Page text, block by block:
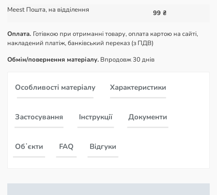
Meest Пошта, на відділення
99 ₴
Оплата. Готівкою при отриманні товару, оплата картою на сайті,
накладений платіж, банківський переказ (з ПДВ)
Обмін/повернення матеріалу. Впродовж 30 днів
Особливості матеріалу Характеристики
Застосування Інструкції Документи
Обʼєкти FAQ Відгуки